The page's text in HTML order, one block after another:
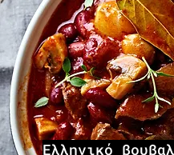
Ελληνικό